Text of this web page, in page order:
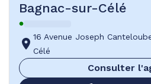
Bagnac-sur-Célé
16 Avenue Joseph
Célé
Consulter